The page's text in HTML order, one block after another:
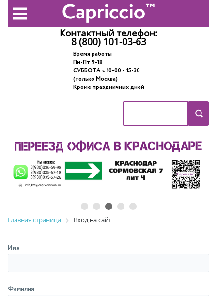
Контактный телефон:
8 (800) 101-03-63
Время работы
Пн-Пт 9-18
СУББОТА с 10-00 - 15-30
(только Москва)
Кроме праздничных дней
Главная страница Вход на сайт
Имя
Фамилия